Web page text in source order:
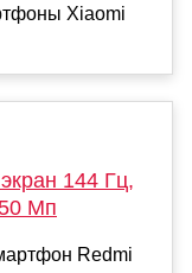
Xiaomi
144 Гц,
Мп
Redmi